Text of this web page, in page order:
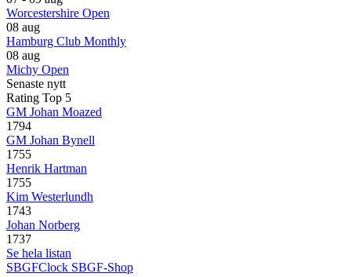
Worcestershire Open
08 aug
Hamburg Club Monthly
08 aug
Michy Open
Senaste nytt
Rating Top 5
GM Johan Moazed
1794
GM Johan Bynell
1755
Henrik Hartman
1755
Kim Westerlundh
1743
Johan Norberg
1737
Se hela listan
SBGFClock SBGF-Shop